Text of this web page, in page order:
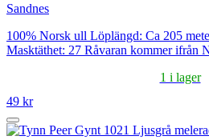
Sandnes
100% Norsk ull Löplängd: Ca 205
Masktäthet: 27 Råvaran kommer ifrån
1 i lager
49 kr